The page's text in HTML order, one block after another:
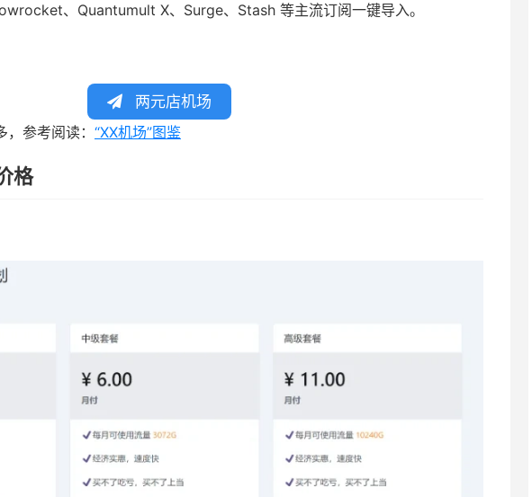
、Quantumult X、Surge、Stash 等主流订阅一键导入。
两元店机场
参考阅读： “XX机场”图鉴
格